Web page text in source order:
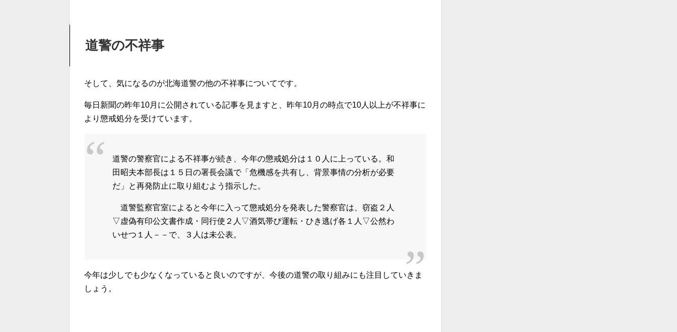
道警の不祥事
そして、気になるのが北海道警の他の不祥事についてです。
毎日新聞の昨年10月に公開されている記事を見ますと、昨年10月の時点で10人以上が不祥事に
より懲戒処分を受けています。
道警の警察官による不祥事が続き、今年の懲戒処分は１０人に上っている。和
田昭夫本部長は１５日の署長会議で「危機感を共有し、背景事情の分析が必要
だ」と再発防止に取り組むよう指示した。
道警監察官室によると今年に入って懲戒処分を発表した警察官は、窃盗２人
▽虚偽有印公文書作成・同行使２人▽酒気帯び運転・ひき逃げ各１人▽公然わ
いせつ１人－－で、３人は未公表。
今年は少しでも少なくなっていると良いのですが、今後の道警の取り組みにも注目していきま
しょう。